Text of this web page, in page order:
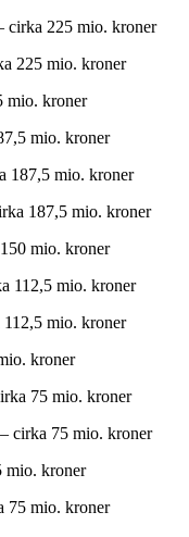
cirka 225 mio. kroner
225 mio. kroner
mio. kroner
mio. kroner
187,5 mio. kroner
187,5 mio. kroner
mio. kroner
112,5 mio. kroner
mio. kroner
kroner
75 mio. kroner
cirka 75 mio. kroner
mio. kroner
75 mio. kroner